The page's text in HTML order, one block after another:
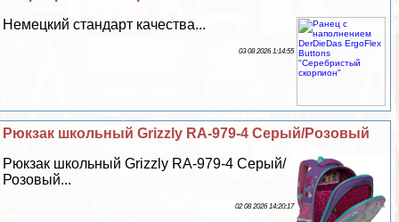
Немецкий стандарт качества...
03 08 2026 1:14:55
Рюкзак школьный Grizzly RA-979-4 Серый/Розовый
Рюкзак школьный Grizzly RA-979-4 Серый/
Розовый...
02 08 2026 14:20:17